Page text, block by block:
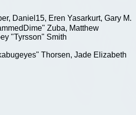
Daniel15, Eren Yasarkurt, Gary M.
Zuba, Matthew
"Tyrsson" Smith
Thorsen, Jade Elizabeth